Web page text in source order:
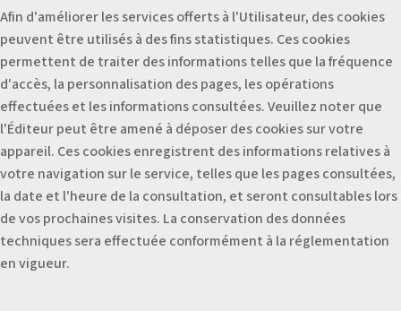
Afin d'améliorer les services offerts à l'Utilisateur, des cookies
peuvent être utilisés à des fins statistiques. Ces cookies
permettent de traiter des informations telles que la fréquence
d'accès, la personnalisation des pages, les opérations
effectuées et les informations consultées. Veuillez noter que
l'Éditeur peut être amené à déposer des cookies sur votre
appareil. Ces cookies enregistrent des informations relatives à
votre navigation sur le service, telles que les pages consultées,
la date et l'heure de la consultation, et seront consultables lors
de vos prochaines visites. La conservation des données
techniques sera effectuée conformément à la réglementation
en vigueur.